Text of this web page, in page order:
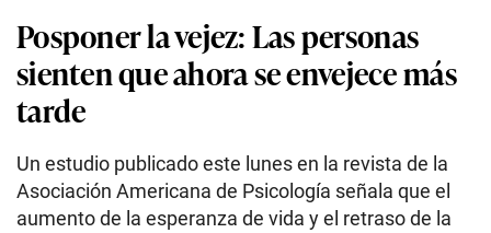
Posponer la vejez: Las personas
sienten que ahora se envejece más
tarde
Un estudio publicado este lunes en la revista de la
Asociación Americana de Psicología señala que el
aumento de la esperanza de vida y el retraso de la